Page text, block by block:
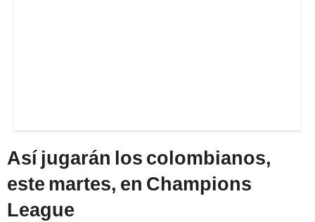
Así jugarán los colombianos,
este martes, en Champions
League